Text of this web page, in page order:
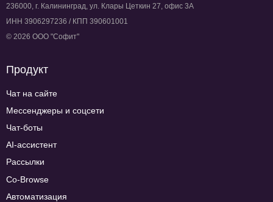
236000, г. Калининград, ул. Клары Цеткин 27, офис 3А
ИНН 3906297236 / КПП 390601001
© 2026 ООО "Софит"
Продукт
Чат на сайте
Мессенджеры и соцсети
Чат-боты
AI-ассистент
Рассылки
Co-Browse
Автоматизация